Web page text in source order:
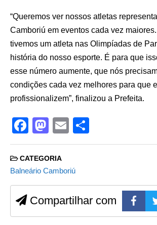
“Queremos ver nossos atletas
Camboriú em eventos cada vez
tivemos um atleta nas Olimpíadas de
história do nosso esporte. É para que
esse número aumente, que nós
condições cada vez melhores para que
profissionalizem”, finalizou a Prefeita.
F
a
c
e
b
o
M
a
st
o
d
o
E
m h
CATEGORIA
Balneário Camboriú
Compartilhar com